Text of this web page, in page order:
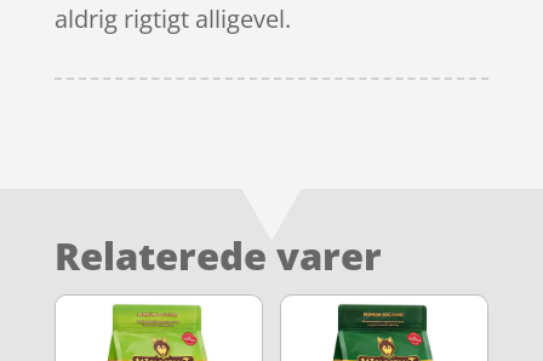
aldrig rigtigt alligevel.
Relaterede varer